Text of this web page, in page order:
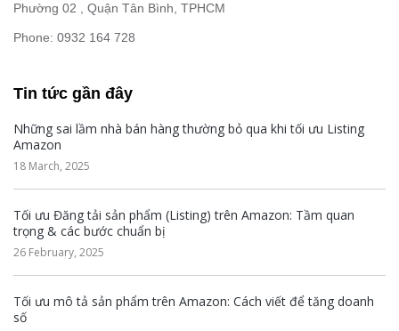
Phường 02 , Quận Tân Bình, TPHCM
Phone: 0932 164 728
Tin tức gần đây
Những sai lầm nhà bán hàng thường bỏ qua khi tối ưu Listing
Amazon
18 March, 2025
Tối ưu Đăng tải sản phẩm (Listing) trên Amazon: Tầm quan
trọng & các bước chuẩn bị
26 February, 2025
Tối ưu mô tả sản phẩm trên Amazon: Cách viết để tăng doanh
số